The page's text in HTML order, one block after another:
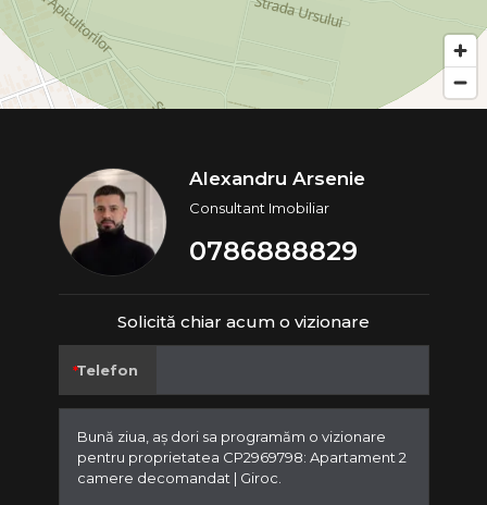
Alexandru Arsenie
Consultant Imobiliar
0786888829
Solicită chiar acum o vizionare
Telefon